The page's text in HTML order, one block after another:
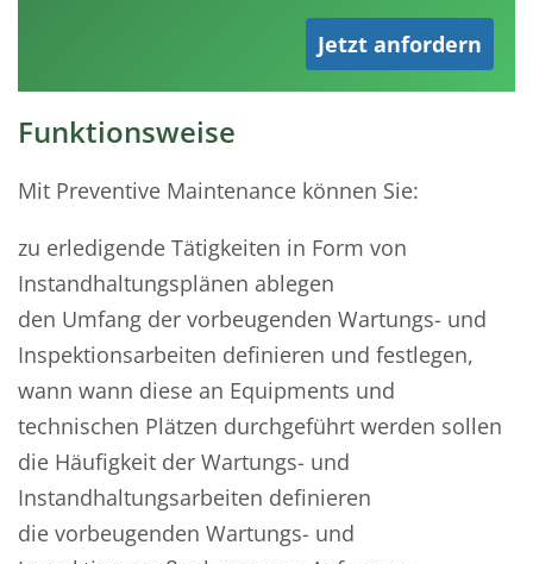
Jetzt anfordern
Funktionsweise
Mit Preventive Maintenance können Sie:
zu erledigende Tätigkeiten in Form von
Instandhaltungsplänen ablegen
den Umfang der vorbeugenden Wartungs- und
Inspektionsarbeiten definieren und festlegen,
wann wann diese an Equipments und
technischen Plätzen durchgeführt werden sollen
die Häufigkeit der Wartungs- und
Instandhaltungsarbeiten definieren
die vorbeugenden Wartungs- und